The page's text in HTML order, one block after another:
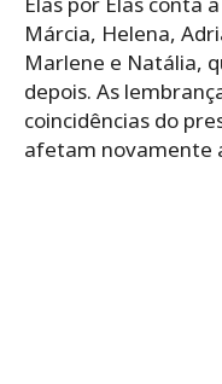
Márcia, Helena,
Marlene e Natália,
depois. As
coincidências do
afetam novamente